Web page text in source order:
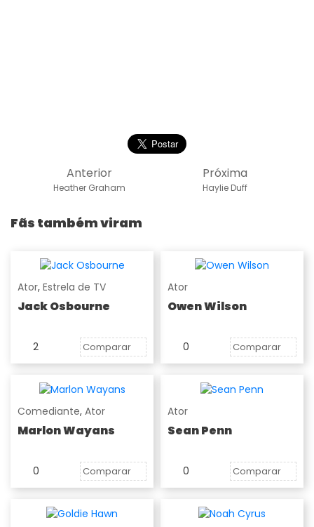
Próxima
Haylie Duff
Anterior
Heather Graham
Fãs também viram
Ator, Estrela de TV
Jack Osbourne
2 Comparar
Ator
Owen Wilson
0 Comparar
Comediante, Ator
Marlon Wayans
0 Comparar
Ator
Sean Penn
0 Comparar